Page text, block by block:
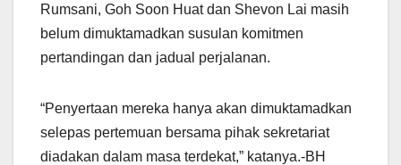
Rumsani, Goh Soon Huat dan Shevon Lai masih
belum dimuktamadkan susulan komitmen
pertandingan dan jadual perjalanan.
“Penyertaan mereka hanya akan dimuktamadkan
selepas pertemuan bersama pihak sekretariat
diadakan dalam masa terdekat,” katanya.-BH